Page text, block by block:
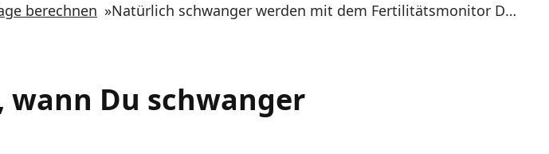
berechnen » Natürlich schwanger werden mit dem Fertilitätsmonitor Daysy
wann Du schwanger